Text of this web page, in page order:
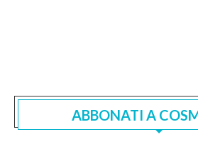
ABBONATI A